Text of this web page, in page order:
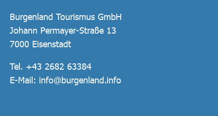
Burgenland Tourismus GmbH
Johann Permayer-Straße 13
7000 Eisenstadt
Tel. +43 2682 63384
E-Mail: info@burgenland.info